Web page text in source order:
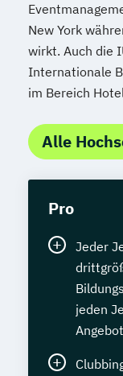
New York
wirkt. Auch die
Internationale
im Bereich
Alle
Pro
Jeder
jeden
Angebot